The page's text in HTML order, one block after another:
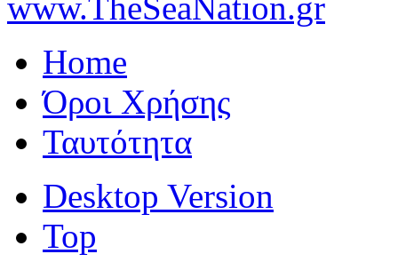
www.TheSeaNation.gr
Home
Όροι Χρήσης
Ταυτότητα
Desktop Version
Top